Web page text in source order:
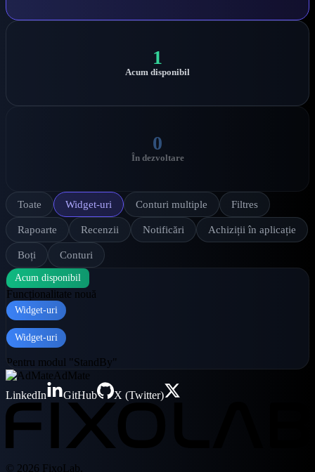
1
Acum disponibil
0
În dezvoltare
Toate Widget-uri Conturi multiple Filtres
Rapoarte Recenzii Notificări Achiziții în aplicație
Boți Conturi
Acum disponibil
Funcționalitate nouă
Widget-uri
Widget-uri
Pentru modul "StandBy"
AdMate
LinkedIn
GitHub X (Twitter)
© 2026 FixoLab.